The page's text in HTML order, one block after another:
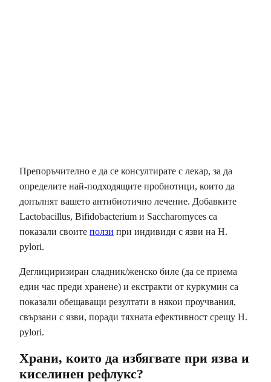
Препоръчително е да се консултирате с лекар, за да
определите най-подходящите пробиотици, които да
допълнят вашето антибиотично лечение. Добавките
Lactobacillus, Bifidobacterium и Saccharomyces са
показали своите ползи при индивиди с язви на H.
pylori.
Деглициризиран сладник/женско биле (да се приема
един час преди хранене) и екстракти от куркумин са
показали обещаващи резултати в някои проучвания,
свързани с язви, поради тяхната ефективност срещу H.
pylori.
Храни, които да избягвате при язва и
киселинен рефлукс?